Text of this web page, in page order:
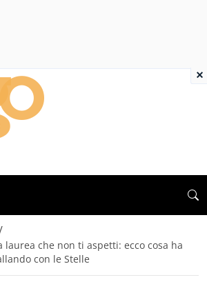
laurea che non ti aspetti: ecco cosa ha
con le Stelle
×